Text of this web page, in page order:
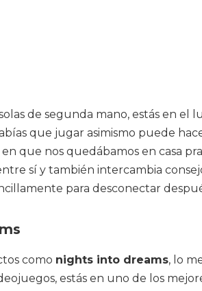
de segunda mano, estás en
que jugar asimismo puede
que nos quedábamos en casa
sí y también intercambia
para desconectar
como nights into dreams, lo
estás en uno de los